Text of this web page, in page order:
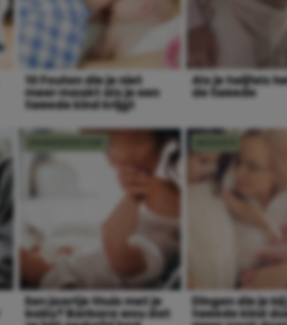
10 Fouten die je niet
meer maakt als je een
tweede kind krijgt
Als je twijfels
de tweede
Een jaartje thuis met je
baby? Barbara wou dat
Dingen die je
tweede kind